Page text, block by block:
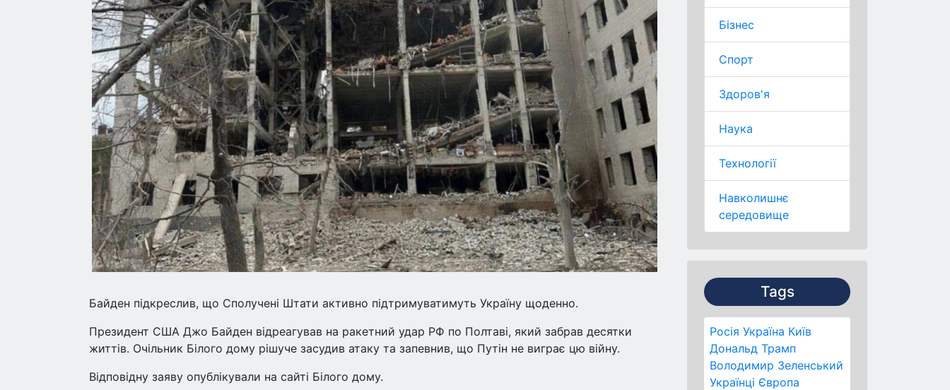
Бізнес
Спорт
Здоров'я
Наука
Технології
Навколишнє
середовище
Tags
Росія Україна Київ
Дональд Трамп
Володимир Зеленський
Українці Європа
Байден підкреслив, що Сполучені Штати активно підтримуватимуть Україну щоденно.
Президент США Джо Байден відреагував на ракетний удар РФ по Полтаві, який забрав десятки
життів. Очільник Білого дому рішуче засудив атаку та запевнив, що Путін не виграє цю війну.
Відповідну заяву опублікували на сайті Білого дому.